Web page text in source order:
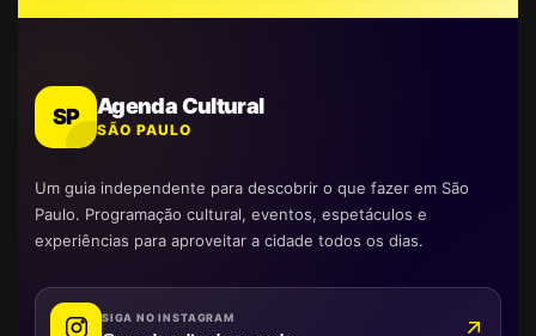
SP Agenda Cultural
SÃO PAULO
Um guia independente para descobrir o que fazer em São
Paulo. Programação cultural, eventos, espetáculos e
experiências para aproveitar a cidade todos os dias.
SIGA NO INSTAGRAM